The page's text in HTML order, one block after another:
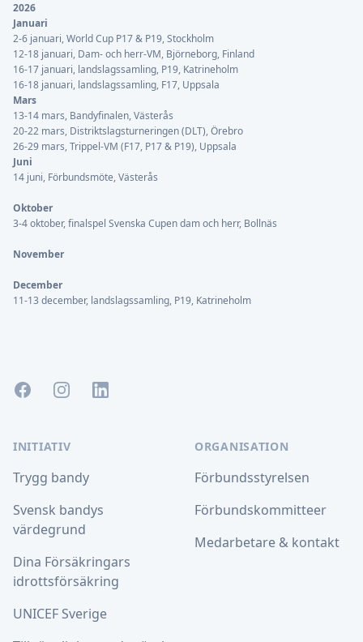
2026
Januari
2-6 januari, World Cup P17 & P19, Stockholm
12-18 januari, Dam- och herr-VM, Björneborg, Finland
16-17 januari, landslagssamling, P19, Katrineholm
16-18 januari, landslagssamling, F17, Uppsala
Mars
13-14 mars, Bandyfinalen, Västerås
20-22 mars, Distriktslagsturneringen (DLT), Örebro
26-29 mars, Trippel-VM (F17, P17 & P19), Uppsala
Juni
14 juni, Förbundsmöte, Västerås
Oktober
3-4 oktober, finalspel Svenska Cupen dam och herr, Bollnäs
November
December
11-13 december, landslagssamling, P19, Katrineholm
FacebookInstagramLinkedIn
INITIATIV
Trygg bandy
Svensk bandys
värdegrund
Dina Försäkringars
idrottsförsäkring
UNICEF Sverige
ORGANISATION
Förbundsstyrelsen
Förbundskommitteer
Medarbetare & kontakt